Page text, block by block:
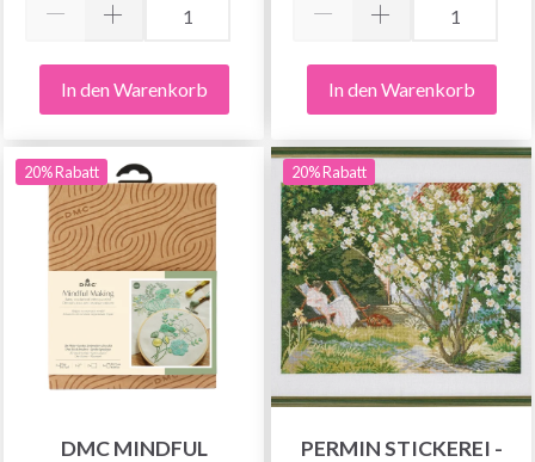
In den Warenkorb In den Warenkorb
20% Rabatt
DMC MINDFUL
20% Rabatt
PERMIN STICKEREI -